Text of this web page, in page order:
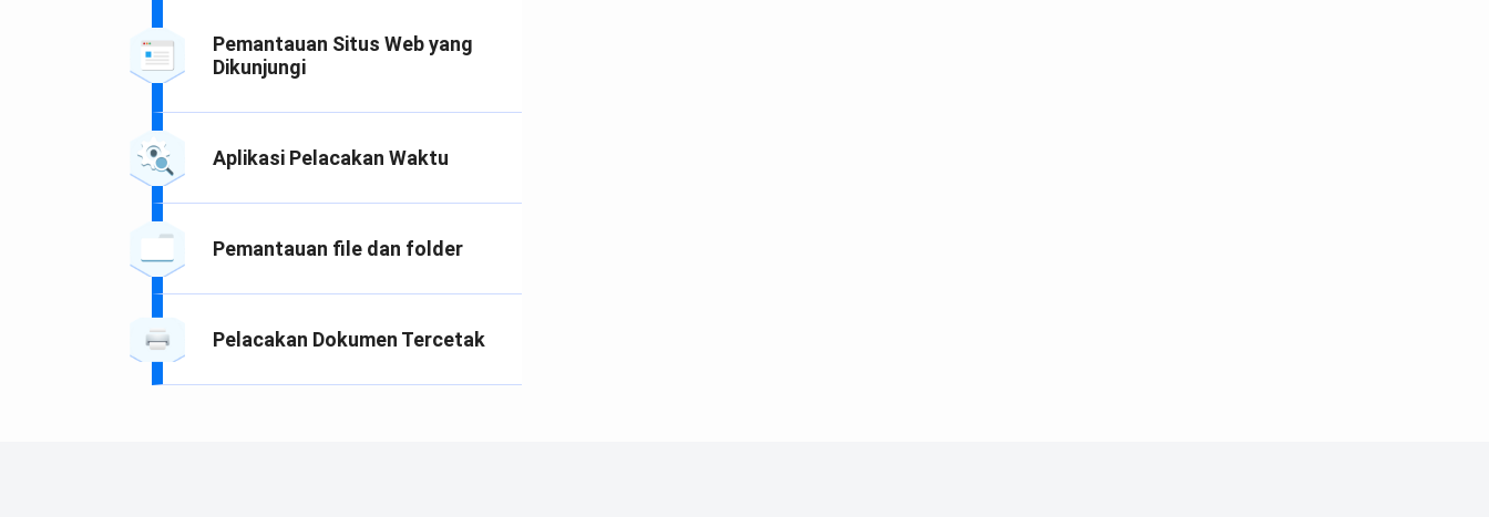
Pemantauan Situs Web yang
Dikunjungi
Aplikasi Pelacakan Waktu
Pemantauan file dan folder
Pelacakan Dokumen Tercetak